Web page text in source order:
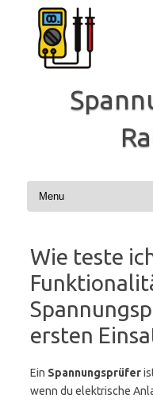
Inhalt
springen
Wie teste
ersten
Ein Spannungsprüfer
wenn du elektrische